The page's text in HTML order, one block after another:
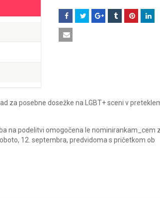
za posebne dosežke na LGBT+ sceni v
na podelitvi omogočena le nominirankam_cem
12. septembra, predvidoma s pričetkom ob